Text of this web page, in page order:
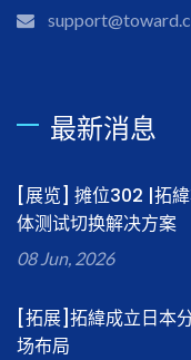
最新消息
[展览] 摊位302 |拓
体测试切换解决方案
08 Jun, 2026
[拓展]拓緯成立日本
场布局